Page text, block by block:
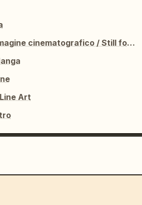
Fermo immagine cinematografico / Still fotografico
Art